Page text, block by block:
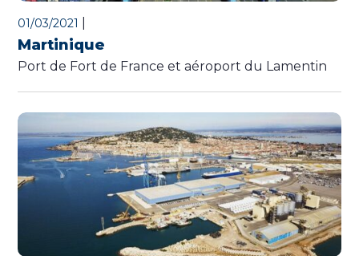
Martinique
01/03/2021
Port de Fort de France et aéroport du Lamentin